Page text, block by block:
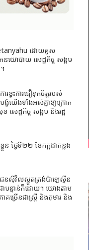
ដោយគូស
នយោបាយ សេដ្ឋកិច្ច សង្គម
ខ្វះការជឿទុកចិត្តរបស់
ខំយើងទាំងអស់គ្នាឱ្យក្រោក
េដ្ឋកិច្ច សង្គម និងរដ្ឋ
ថ្ងៃទី២២ ខែកក្កដាកន្លង
នស៊ីវិលស្លូតត្រង់ប៉ាឡេស្ទីន
ាបន្ទាន់ក៏ដោយ។ យោងតាម
ច្រើនជាស្ត្រី និងកុមារ និង